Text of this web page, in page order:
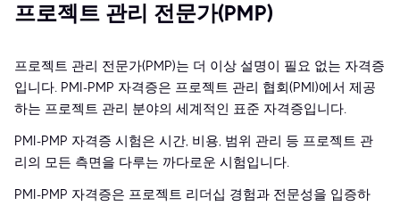
프로젝트 관리 전문가(PMP)
프로젝트 관리 전문가(PMP)는 더 이상 설명이 필요 없는 자격증
입니다. PMI-PMP 자격증은 프로젝트 관리 협회(PMI)에서 제공
하는 프로젝트 관리 분야의 세계적인 표준 자격증입니다.
PMI-PMP 자격증 시험은 시간, 비용, 범위 관리 등 프로젝트 관
리의 모든 측면을 다루는 까다로운 시험입니다.
PMI-PMP 자격증은 프로젝트 리더십 경험과 전문성을 입증하